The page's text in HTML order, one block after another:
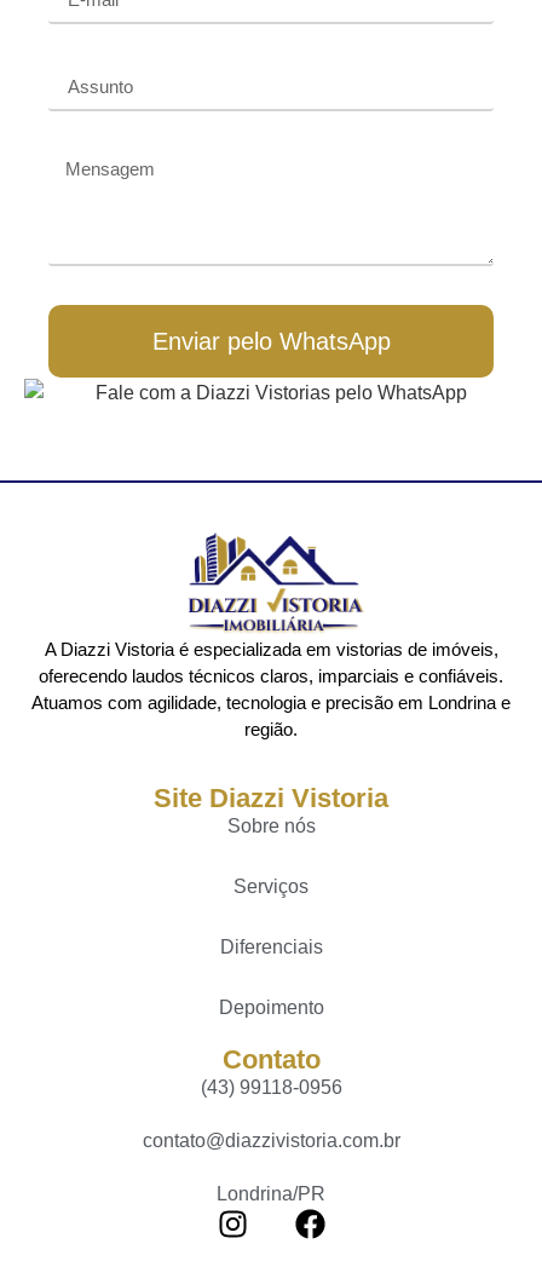
Enviar pelo WhatsApp
A Diazzi Vistoria é especializada em vistorias de imóveis,
oferecendo laudos técnicos claros, imparciais e confiáveis.
Atuamos com agilidade, tecnologia e precisão em Londrina e
região.
Site Diazzi Vistoria
Sobre nós
Serviços
Diferenciais
Depoimento
Contato
(43) 99118-0956
contato@diazzivistoria.com.br
Londrina/PR